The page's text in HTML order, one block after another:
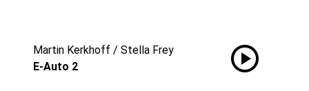
Martin Kerkhoff / Stella Frey
E-Auto 2
play_circle